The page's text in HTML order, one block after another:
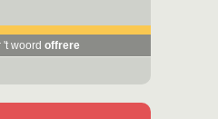
woord offrere